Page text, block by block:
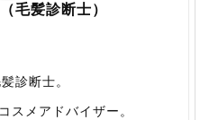
毛髪診断士）
診断士。
スメアドバイザー。